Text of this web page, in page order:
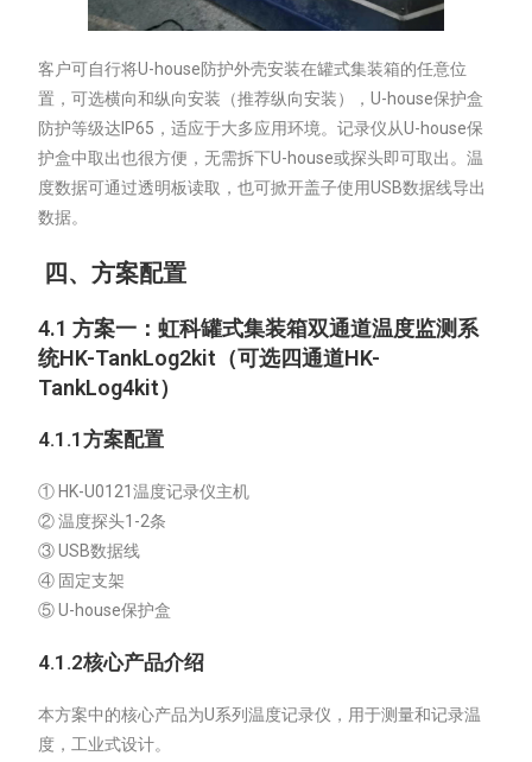
客户可自行将U-house防护外壳安装在罐式集装箱的任意位
置，可选横向和纵向安装（推荐纵向安装），U-house保护盒
防护等级达IP65，适应于大多应用环境。记录仪从U-house保
护盒中取出也很方便，无需拆下U-house或探头即可取出。温
度数据可通过透明板读取，也可掀开盖子使用USB数据线导出
数据。
四、方案配置
4.1方案一：虹科罐式集装箱双通道温度监测系
统HK-TankLog2kit （可选四通道HK-
TankLog4kit）
4.1.1方案配置
① HK-U0121温度记录仪主机
② 温度探头1-2条
③ USB数据线
④ 固定支架
⑤ U-house保护盒
4.1.2核心产品介绍
本方案中的核心产品为U系列温度记录仪，用于测量和记录温
度，工业式设计。